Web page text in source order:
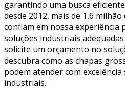
garantindo uma busca
desde 2012, mais de 1,6
confiam em nossa experiência
soluções industriais
solicite um orçamento no
descubra como as chapas
podem atender com excelência
industriais.